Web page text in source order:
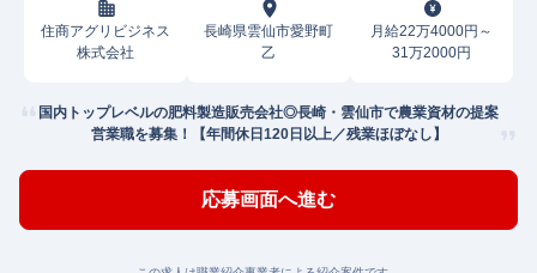
住商アグリビジネス
株式会社
長崎県雲仙市愛野町
乙
月給22万4000円～
31万2000円
国内トップレベルの肥料製造販売会社◎長崎・雲仙市で農業資材の提案
営業職を募集！【年間休日120日以上／残業ほぼなし】
応募画面へ進む